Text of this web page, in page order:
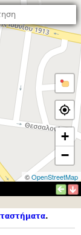
+
−
©OpenStreetMap
.